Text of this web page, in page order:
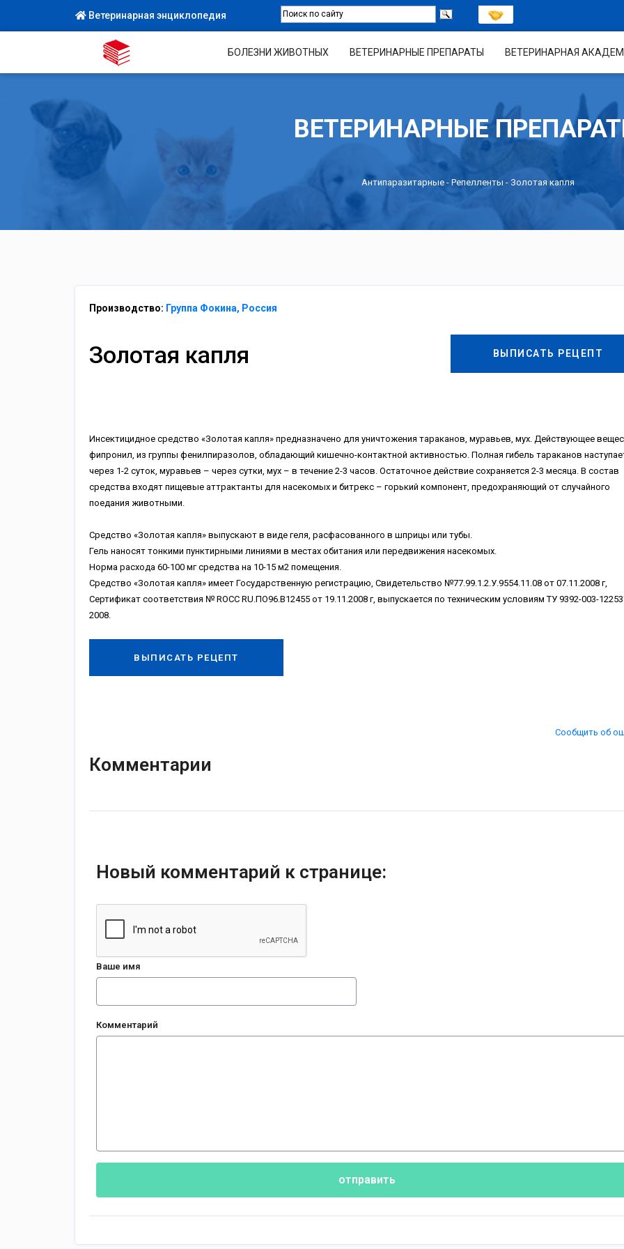
Ветеринарная энциклопедия
БОЛЕЗНИ ЖИВОТНЫХ ВЕТЕРИНАРНЫЕ ПРЕПАРАТЫ ВЕТЕРИНАРНАЯ
ВЕТЕРИНАРНЫЕ
Антипаразитарные - Репелленты - Золотая капля
Производство: Группа Фокина, Россия
ВЫПИСАТЬ РЕЦЕПТ
Золотая капля
Инсектицидное средство «Золотая капля» предназначено для уничтожения тараканов, муравьев, мух. Действующее
фипронил, из группы фенилпиразолов, обладающий кишечно-контактной активностью. Полная гибель тараканов
через 1-2 суток, муравьев – через сутки, мух – в течение 2-3 часов. Остаточное действие сохраняется 2-3 месяца. В состав
средства входят пищевые аттрактанты для насекомых и битрекс – горький компонент, предохраняющий от случайного
поедания животными.
Средство «Золотая капля» выпускают в виде геля, расфасованного в шприцы или тубы.
Гель наносят тонкими пунктирными линиями в местах обитания или передвижения насекомых.
Норма расхода 60-100 мг средства на 10-15 м2 помещения.
Средство «Золотая капля» имеет Государственную регистрацию, Свидетельство №77.99.1.2.У.9554.11.08 от 07.11.2008 г,
Сертификат соответствия № ROCC RU.ПО96.В12455 от 19.11.2008 г, выпускается по техническим условиям ТУ 9392-003-
2008.
ВЫПИСАТЬ РЕЦЕПТ
Сообщить об
Комментарии
Новый комментарий к странице:
Ваше имя
Комментарий
отправить